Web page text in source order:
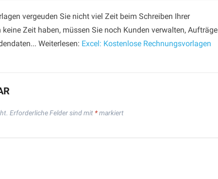
vergeuden Sie nicht viel Zeit beim Schreiben Ihrer
Zeit haben, müssen Sie noch Kunden verwalten, Aufträge
Weiterlesen: Excel: Kostenlose Rechnungsvorlagen
Erforderliche Felder sind mit *markiert